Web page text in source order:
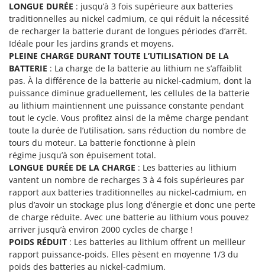
MOSA
MOVA
Mowox
MTD
N
New O.M.R.A.
Nilfisk
Ninja
Novatec
Novital
NuAir
NuovaFac
O
Officine Savioli
Oliviero
LONGUE DURÉE : jusqu’à 3 fois supérieure aux batteries
traditionnelles au nickel cadmium, ce qui réduit la nécessité
de recharger la batterie durant de longues périodes d’arrêt.
Idéale pour les jardins grands et moyens.
PLEINE CHARGE DURANT TOUTE L’UTILISATION DE LA
BATTERIE : La charge de la batterie au lithium ne s’affaiblit
pas. À la différence de la batterie au nickel-cadmium, dont la
puissance diminue graduellement, les cellules de la batterie
au lithium maintiennent une puissance constante pendant
tout le cycle. Vous profitez ainsi de la même charge pendant
toute la durée de l’utilisation, sans réduction du nombre de
tours du moteur. La batterie fonctionne à plein
régime jusqu’à son épuisement total.
LONGUE DURÉE DE LA CHARGE : Les batteries au lithium
vantent un nombre de recharges 3 à 4 fois supérieures par
rapport aux batteries traditionnelles au nickel-cadmium, en
plus d’avoir un stockage plus long d’énergie et donc une perte
de charge réduite. Avec une batterie au lithium vous pouvez
arriver jusqu’à environ 2000 cycles de charge !
POIDS RÉDUIT : Les batteries au lithium offrent un meilleur
rapport puissance-poids. Elles pèsent en moyenne 1/3 du
poids des batteries au nickel-cadmium.